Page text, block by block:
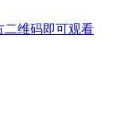
二维码即可观看